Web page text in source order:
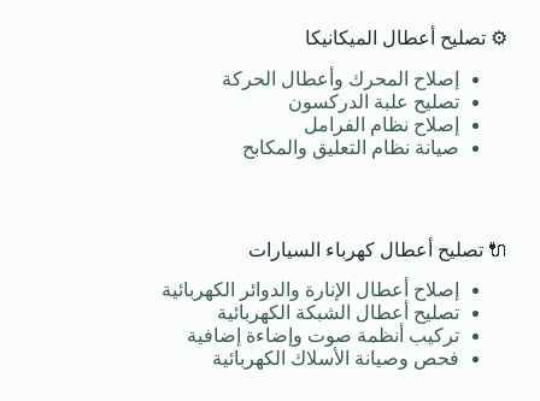
⚙️ تصليح أعطال الميكانيكا
إصلاح المحرك وأعطال الحركة
تصليح علبة الدركسون
إصلاح نظام الفرامل
صيانة نظام التعليق والمكابح
🔌 تصليح أعطال كهرباء السيارات
إصلاح أعطال الإنارة والدوائر الكهربائية
تصليح أعطال الشبكة الكهربائية
تركيب أنظمة صوت وإضاءة إضافية
فحص وصيانة الأسلاك الكهربائية